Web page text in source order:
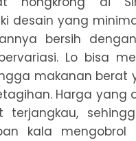
desain yang
bersih
Lo bisa
makanan berat
Harga yang
terjangkau,
kala mengobrol